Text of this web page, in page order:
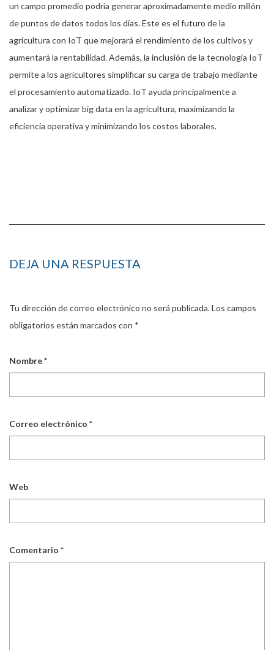
un campo promedio podría generar aproximadamente medio millón
de puntos de datos todos los días. Este es el futuro de la
agricultura con IoT que mejorará el rendimiento de los cultivos y
aumentará la rentabilidad. Además, la inclusión de la tecnología IoT
permite a los agricultores simplificar su carga de trabajo mediante
el procesamiento automatizado. IoT ayuda principalmente a
analizar y optimizar big data en la agricultura, maximizando la
eficiencia operativa y minimizando los costos laborales.
DEJA UNA RESPUESTA
Tu dirección de correo electrónico no será publicada.Los campos
obligatorios están marcados con *
Nombre*
Correo electrónico *
Web
Comentario *